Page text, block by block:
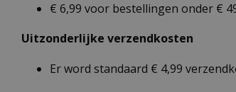
€ 6,99 voor bestellingen onder €
Uitzonderlijke verzendkosten
Er word standaard € 4,99